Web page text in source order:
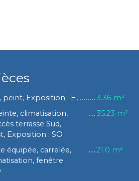
peint, Exposition : E
3.36 m²
climatisation,
terrasse Sud,
Exposition : SO
35.23 m²
équipée, carrelée,
fenêtre
21.0 m²